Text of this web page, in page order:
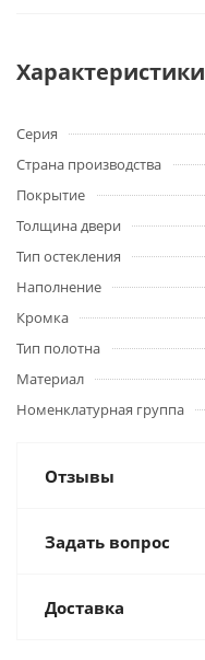
Характеристики
Серия
Страна производства
Покрытие
Толщина двери
Тип остекления
Наполнение
Кромка
Тип полотна
Материал
Номенклатурная группа
Отзывы
Задать вопрос
Доставка